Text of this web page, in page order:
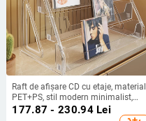
Raft de afișare CD cu etaje, material
PET+PS, stil modern minimalist,
brand Evesigar/isi home, model
177.87 - 230.94Lei